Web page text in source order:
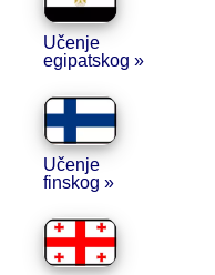
Učenje
egipatskog »
Učenje
finskog »